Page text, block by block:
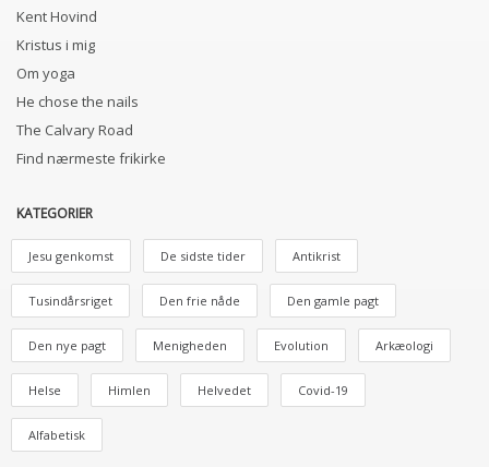
Kent Hovind
Kristus i mig
Om yoga
He chose the nails
The Calvary Road
Find nærmeste frikirke
KATEGORIER
Jesu genkomst De sidste tider Antikrist
Tusindårsriget Den frie nåde Den gamle pagt
Den nye pagt Menigheden Evolution Arkæologi
Helse Himlen Helvedet Covid-19
Alfabetisk